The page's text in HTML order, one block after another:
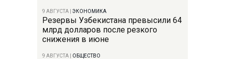
9 АВГУСТА ЭКОНОМИКА
Резервы Узбекистана превысили 64
млрд долларов после резкого
снижения в июне
9 АВГУСТА ОБЩЕСТВО